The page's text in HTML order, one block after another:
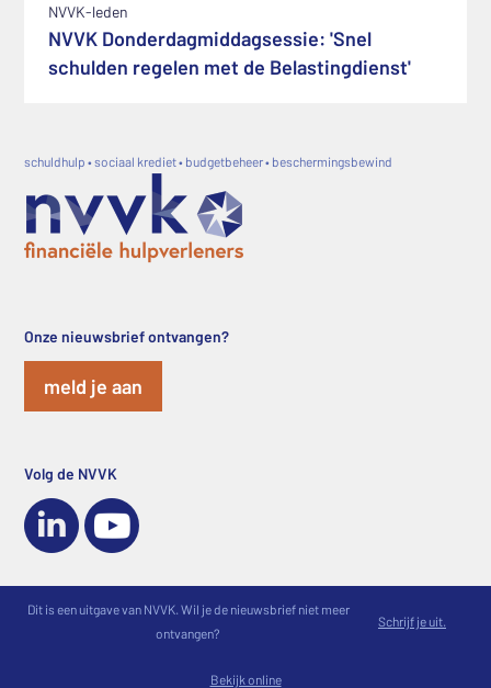
NVVK-leden
NVVK Donderdagmiddagsessie: 'Snel
schulden regelen met de Belastingdienst'
schuldhulp • sociaal krediet • budgetbeheer • beschermingsbewind
Onze nieuwsbrief ontvangen?
meld je aan
Volg de NVVK
Dit is een uitgave van NVVK. Wil je de nieuwsbrief niet meer
ontvangen?
Schrijf je uit.
Bekijk online